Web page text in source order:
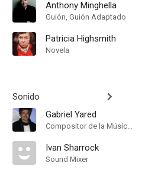
Anthony Minghella
Guión, Guión Adaptado
Patricia Highsmith
Novela
Sonido
Gabriel Yared
Compositor de la Música Original
Ivan Sharrock
Sound Mixer